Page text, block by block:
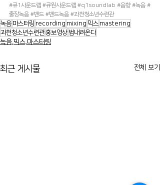
#큐1사운드랩 #큐원사운드랩 #q1soundlab #음향 #녹음 #
출장녹음 #밴드 #밴드녹음 #과천청소년수련관
녹음 마스터링 recording mixing 믹스 mastering
과천청소년수련관홍보영상 범내려온다
녹음,믹스,마스터링
최근 게시물 전체 보기